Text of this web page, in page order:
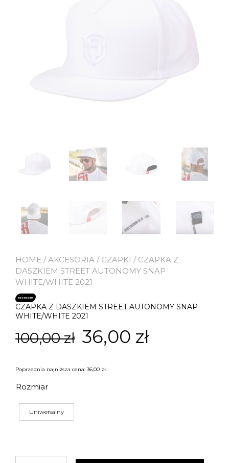
HOME /AKCESORIA / CZAPKI / CZAPKA Z
DASZKIEM STREET AUTONOMY SNAP
WHITE/WHITE 2021
PROMOCJA!
CZAPKA Z DASZKIEM STREET AUTONOMY SNAP
WHITE/WHITE 2021
100,00zł Pierwotna
cena
36,00 złAktualna
Poprzednia najniższa cena: 36,00 zł.
Rozmiar
Uniwersalny
ilość Czapka z daszkiem STREET AUTONOMY Snap white/white 2021